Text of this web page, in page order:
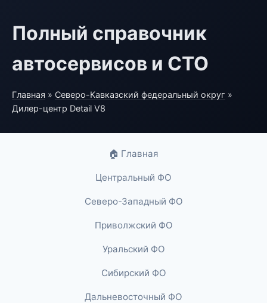
Полный справочник
автосервисов и СТО
Главная » Северо-Кавказский федеральный округ »
Дилер-центр Detail V8
🏠 Главная
Центральный ФО
Северо-Западный ФО
Приволжский ФО
Уральский ФО
Сибирский ФО
Дальневосточный ФО